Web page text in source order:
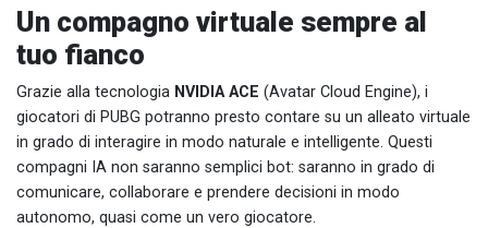
Un compagno virtuale sempre al
tuo fianco
Grazie alla tecnologia NVIDIA ACE (Avatar Cloud Engine), i
giocatori di PUBG potranno presto contare su un alleato virtuale
in grado di interagire in modo naturale e intelligente. Questi
compagni IA non saranno semplici bot: saranno in grado di
comunicare, collaborare e prendere decisioni in modo
autonomo, quasi come un vero giocatore.